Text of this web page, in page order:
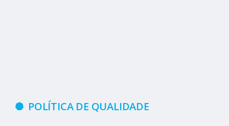
POLÍTICA DE QUALIDADE